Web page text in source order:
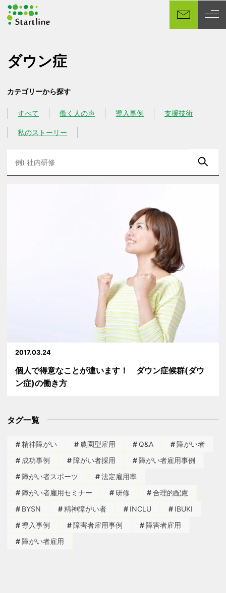
イ
へ
移
ダウン症
カテゴリーから探す
カテゴリー
すべて
カテゴリー
働く人の声
カテゴリー
導入事例
カテゴリー
支援技術
カテゴリー
私のストーリー
2017.03.24
個人で得意なことが違います！ ダウン症候群(ダウ
ン症)の働き方
タグ一覧
精神障がい 農園型雇用 Q&A
障がい者
成功事例
障がい者採用
障がい者雇用事例
障がい者スポーツ
法定雇用率
障がい者雇用セミナー
研修
合理的配慮
BYSN
精神障がい者 INCLU
IBUKI
導入事例
障害者雇用事例
障害者雇用
障がい者雇用